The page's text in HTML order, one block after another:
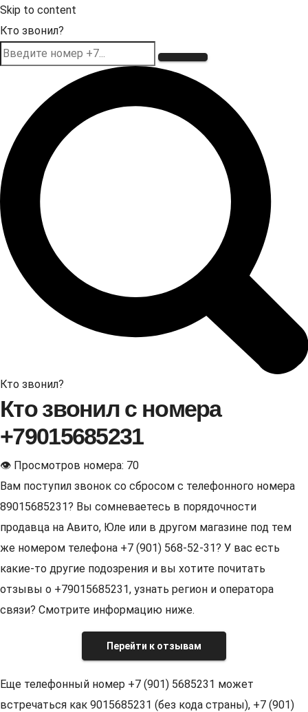
Skip to content
Кто звонил?
Кто звонил?
Кто звонил с номера
+79015685231
👁 Просмотров номера: 70
Вам поступил звонок со сбросом с телефонного номера
89015685231? Вы сомневаетесь в порядочности
продавца на Авито, Юле или в другом магазине под тем
же номером телефона +7 (901) 568-52-31? У вас есть
какие-то другие подозрения и вы хотите почитать
отзывы о +79015685231, узнать регион и оператора
связи? Смотрите информацию ниже.
Перейти к отзывам
Еще телефонный номер +7 (901) 5685231 может
встречаться как 9015685231 (без кода страны), +7 (901)